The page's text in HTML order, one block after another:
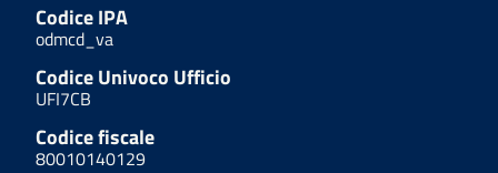
Codice IPA
odmcd_va
Codice Univoco Ufficio
UFI7CB
Codice fiscale
80010140129